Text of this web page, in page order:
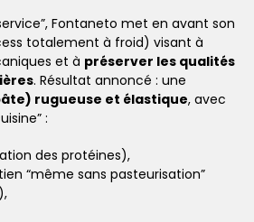
Fontaneto met en avant son
totalement à froid) visant à
et à préserver les qualités
. Résultat annoncé : une
rugueuse et élastique, avec
:
des protéines),
“même sans pasteurisation”